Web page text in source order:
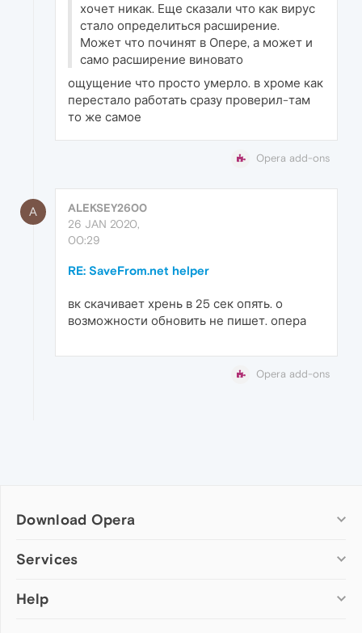
хочет никак. Еще сказали что как вирус
стало определиться расширение.
Может что починят в Опере, а может и
само расширение виновато
ощущение что просто умерло. в хроме как
перестало работать сразу проверил-там
то же самое
Opera add-ons
A
ALEKSEY2600
26 JAN 2020,
00:29
RE: SaveFrom.net helper
вк скачивает хрень в 25 сек опять. о
возможности обновить не пишет. опера
Opera add-ons
Download Opera
Computer browsers
Opera for Mac
Services
Add-ons
Help